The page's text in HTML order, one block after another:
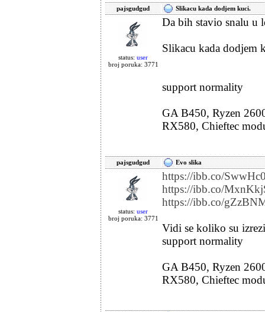
pajsgudgud Slikacu kada dodjem kuci.
status: user
broj poruka: 3771
Da bih stavio snalu u
Slikacu kada dodjem
support normality
GA B450, Ryzen
RX580, Chieftec
pajsgudgud Evo slika
status: user
broj poruka: 3771
https://ibb.co/
https://ibb.co/
https://ibb.co/
Vidi se koliko su
support normality
GA B450, Ryzen
RX580, Chieftec